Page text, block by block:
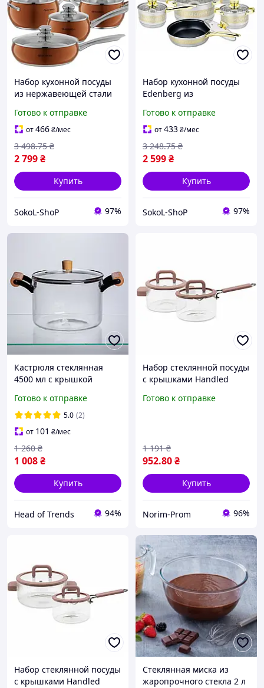
Набор кухонной посуды
из нержавеющей стали
крышками 10 предметов
Edenberg EB-2423
Готово к отправке
от466₴/мес
2 799₴
3 498.75 ₴
Купить
SokoL-ShoP 97%
Набор кухонной посуды
Edenberg из
стеклянными крышками
12 предметов (EB-1234)
Готово к отправке
от433₴/мес
2 599₴
3 248.75 ₴
Купить
SokoL-ShoP 97%
Кастрюля стеклянная
4500 мл с крышкой
приготовления на плите
в духовке из
жаропрочного стекла
Готово к отправке
5.0 (2)
от 101 ₴/мес
1 008₴
1 260 ₴
Купить
Head of Trends 94%
Набор стеклянной посуды
с крышками Handled
ковш 1.8 л
Готово к отправке
952.80₴
1 191 ₴
Купить
Norim-Prom 96%
Набор стеклянной посуды
с крышками Handled
Стеклянная миска из
жаропрочного стекла 2 л